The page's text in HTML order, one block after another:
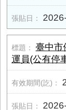
臺中市
運員(公有停